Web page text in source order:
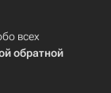
всех
обратной